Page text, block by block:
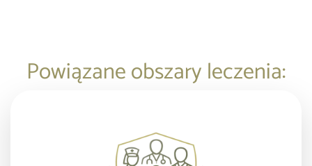
Powiązane obszary leczenia: